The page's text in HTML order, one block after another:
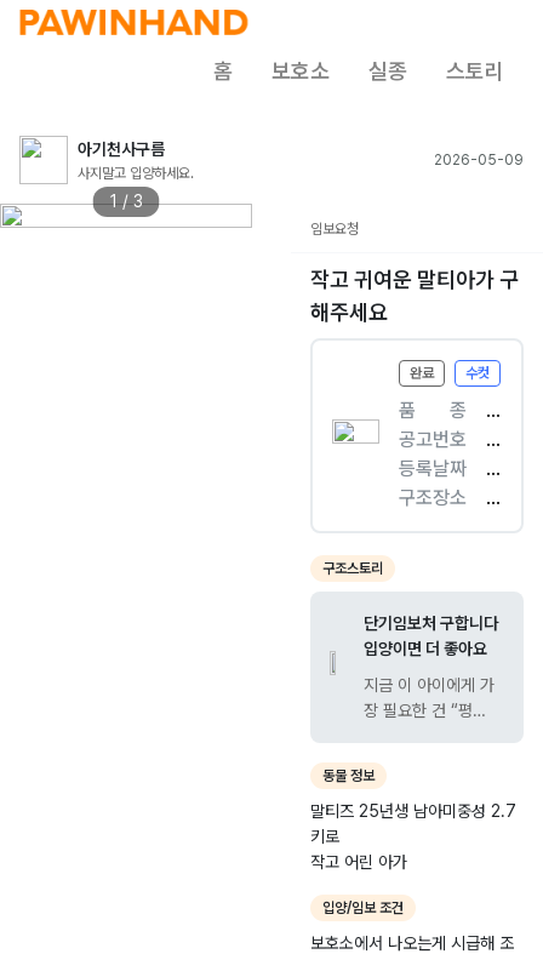
홈 보호소 실종 스토리
아기천사구름
사지말고 입양하세요.
2026-05-09
1 / 3
임보요청
작고 귀여운 말티아가 구
해주세요
완료 수컷
품ㅤㅤ종
[
개
]
말
티
공고번호
충
북
-
청
2
0
2
등록날짜
2
0
2
4.
11
구조장소
내
수
방
2
6
구조스토리
단기임보처 구합니다
입양이면 더 좋아요
지금 이 아이에게 가
장 필요한 건 “평
달이라도 마음 놓고
숨 쉴 수 있는 안전한
공간입니다. 보호소에
있는 아이들은 사람에
으로 또 한 번 삶의 끝
앞에 놓여 있습니다.
동물 정보
말티즈 25년생 남아미중성 2.7
키로
작고 어린 아가
입양/임보 조건
보호소에서 나오는게 시급해 조